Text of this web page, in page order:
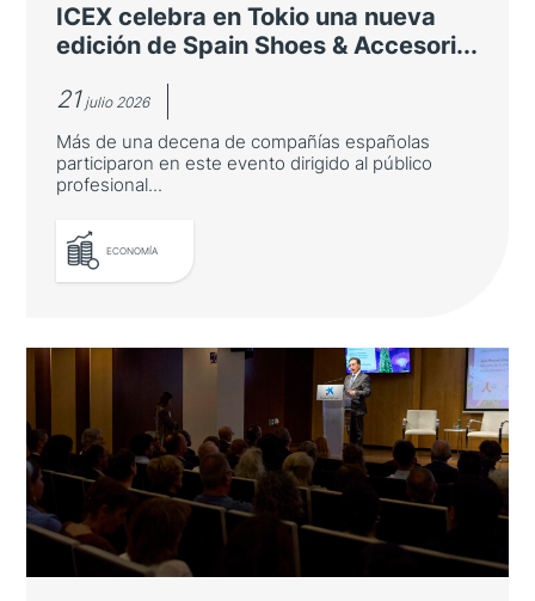
ICEX celebra en Tokio una nueva
edición de Spain Shoes & Accesori...
21 julio 2026
Más de una decena de compañías españolas
participaron en este evento dirigido al público
profesional...
ECONOMÍA
ICEX celebra en Tokio una nueva
edición de Spain Shoes &
Accesories
Más de una decena de compañías españolas
participaron en este evento dirigido al
público profesional del país asiático